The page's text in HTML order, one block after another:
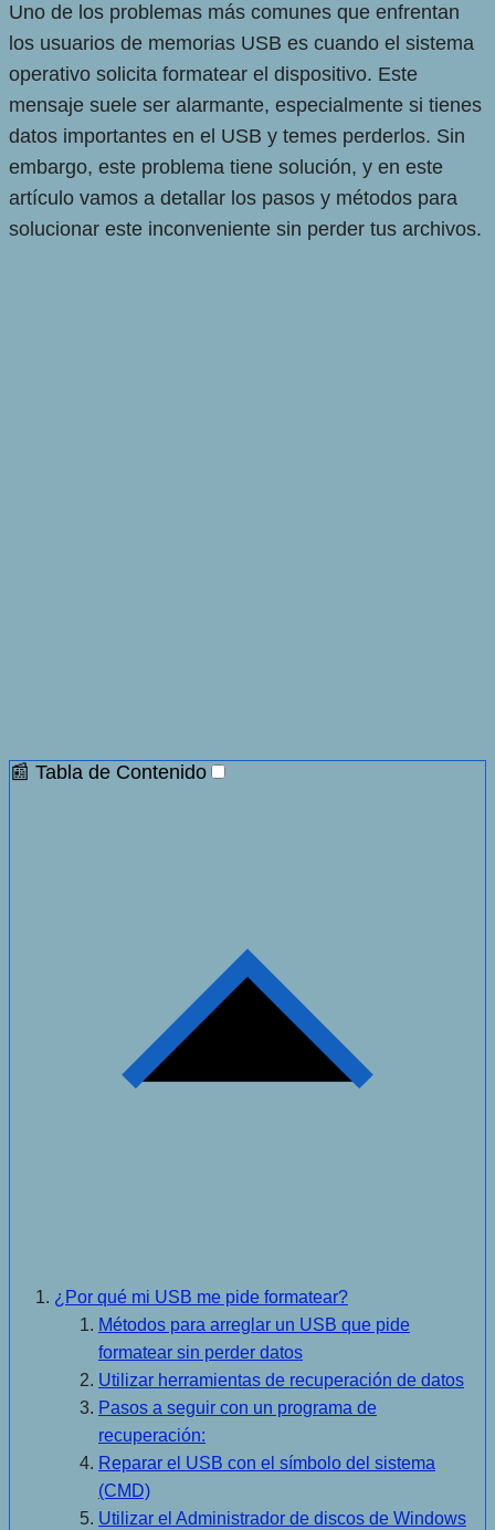
Uno de los problemas más comunes que enfrentan
los usuarios de memorias USB es cuando el sistema
operativo solicita formatear el dispositivo. Este
mensaje suele ser alarmante, especialmente si tienes
datos importantes en el USB y temes perderlos. Sin
embargo, este problema tiene solución, y en este
artículo vamos a detallar los pasos y métodos para
solucionar este inconveniente sin perder tus archivos.
📰 Tabla de Contenido
¿Por qué mi USB me pide formatear?
Métodos para arreglar un USB que pide
formatear sin perder datos
Utilizar herramientas de recuperación de datos
Pasos a seguir con un programa de
recuperación:
Reparar el USB con el símbolo del sistema
(CMD)
Utilizar el Administrador de discos de Windows